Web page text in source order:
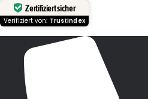
Zertifiziert sicher
Verifiziert von: Trustindex